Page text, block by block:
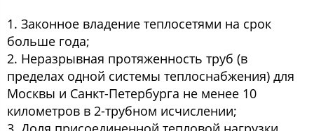
1. Законное владение теплосетями на срок
больше года;
2. Неразрывная протяженность труб (в
пределах одной системы теплоснабжения) для
Москвы и Санкт-Петербурга не менее 10
километров в 2-трубном исчислении;